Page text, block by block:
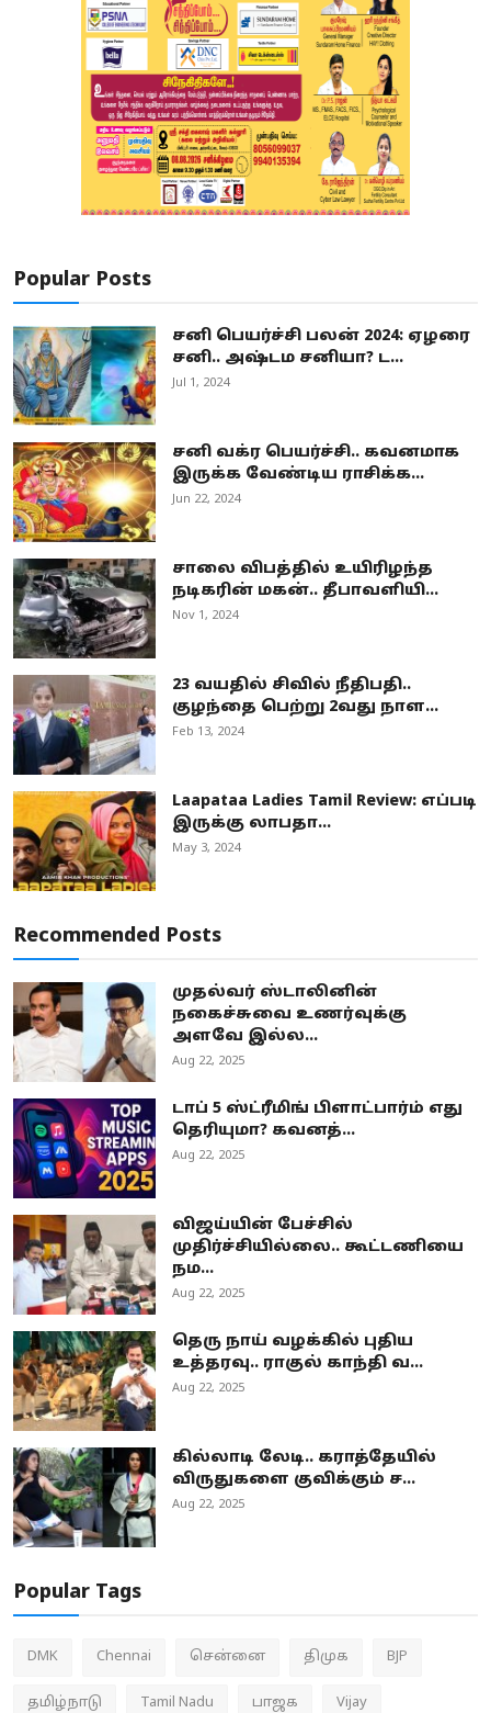
Popular Posts
சனி பெயர்ச்சி பலன் 2024: ஏழரை
சனி.. அஷ்டம சனியா? ட...
Jul 1, 2024
சனி வக்ர பெயர்ச்சி.. கவனமாக
இருக்க வேண்டிய ராசிக்க...
Jun 22, 2024
சாலை விபத்தில் உயிரிழந்த
நடிகரின் மகன்.. தீபாவளியி...
Nov 1, 2024
23 வயதில் சிவில் நீதிபதி..
குழந்தை பெற்று 2வது நாள...
Feb 13, 2024
Laapataa Ladies Tamil Review: எப்படி
இருக்கு லாபதா...
May 3, 2024
Recommended Posts
முதல்வர் ஸ்டாலினின்
நகைச்சுவை உணர்வுக்கு
அளவே இல்ல...
Aug 22, 2025
டாப் 5 ஸ்ட்ரீமிங் பிளாட்பார்ம் எது
தெரியுமா? கவனத்...
Aug 22, 2025
விஜய்யின் பேச்சில்
முதிர்ச்சியில்லை.. கூட்டணியை
நம...
Aug 22, 2025
தெரு நாய் வழக்கில் புதிய
உத்தரவு.. ராகுல் காந்தி வ...
Aug 22, 2025
கில்லாடி லேடி.. கராத்தேயில்
விருதுகளை குவிக்கும் ச...
Aug 22, 2025
Popular Tags
DMK Chennai சென்னை திமுக BJP
தமிழ்நாடு Tamil Nadu பாஜக Vijay